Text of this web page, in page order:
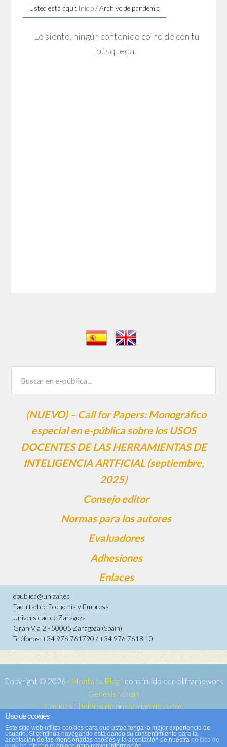
Usted está aquí: Inicio /Archivo de pandemic
Lo siento, ningún contenido coincide con tu
búsqueda.
(NUEVO) – Call for Papers: Monográfico
especial en e-pública sobre los USOS
DOCENTES DE LAS HERRAMIENTAS DE
INTELIGENCIA ARTFICIAL (septiembre,
2025)
Consejo editor
Normas para los autores
Evaluadores
Adhesiones
Enlaces
epublica@unizar.es
Facultad de Economía y Empresa
Universidad de Zaragoza
Gran Vía 2 - 50005 Zaragoza (Spain)
Teléfonos: +34 976 761790 / +34 976 7618 10
Copyright © 2026 · Monta tu Blog· construido con el framework
Genesis | Login
Cookies | Política de privacidad de datos
Copyright © 2026 ·
WordPress·Acceder
Uso de cookies
Este sitio web utiliza cookies para que usted tenga la mejor experiencia de
usuario. Si continúa navegando está dando su consentimiento para la
aceptación de las mencionadas cookies y la aceptación de nuestra política de